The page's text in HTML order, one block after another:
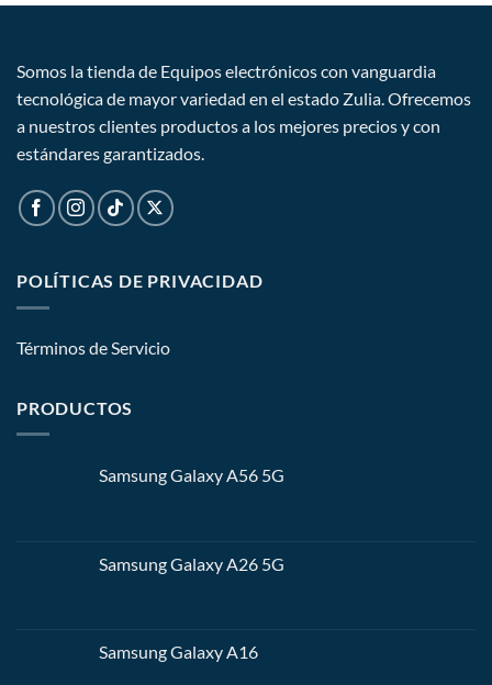
Somos la tienda de Equipos electrónicos con vanguardia
tecnológica de mayor variedad en el estado Zulia. Ofrecemos
a nuestros clientes productos a los mejores precios y con
estándares garantizados.
POLÍTICAS DE PRIVACIDAD
Términos de Servicio
PRODUCTOS
Samsung Galaxy A56 5G
Samsung Galaxy A26 5G
Samsung Galaxy A16